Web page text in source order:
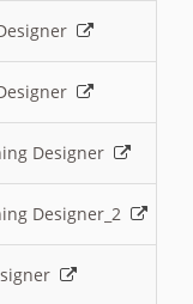
Designer
Designer_2